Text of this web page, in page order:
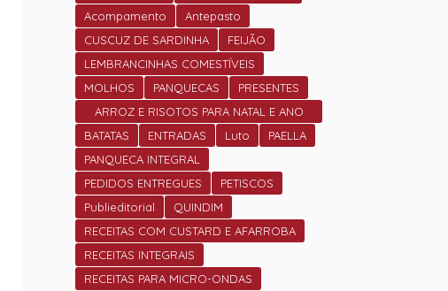
Acompamento
Antepasto
CUSCUZ DE SARDINHA
FEIJÃO
LEMBRANCINHAS COMESTÍVEIS
MOLHOS
PANQUECAS
PRESENTES
ARROZ E RISOTOS PARA NATAL E ANO
NOVO
BATATAS ENTRADAS Luto
PAELLA
PANQUECA INTEGRAL
PEDIDOS ENTREGUES
PETISCOS
Publieditorial
QUINDIM
RECEITAS COM CUSTARD E AFARROBA
RECEITAS INTEGRAIS
RECEITAS PARA MICRO-ONDAS